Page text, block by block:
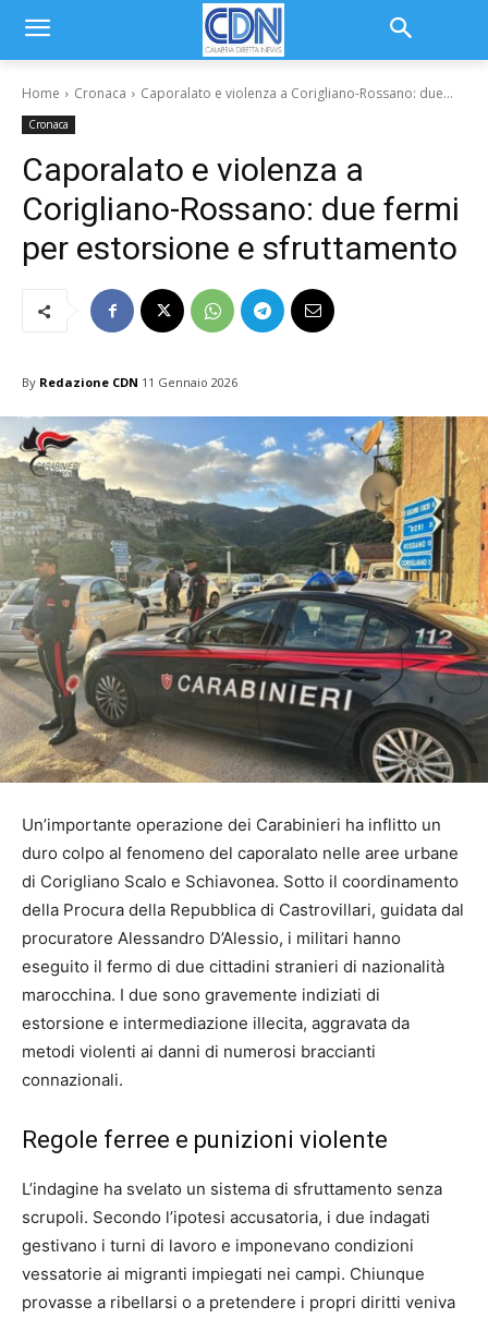
Home Cronaca Caporalato e violenza a Corigliano-Rossano: due...
Cronaca
Caporalato e violenza a
Corigliano-Rossano: due fermi
per estorsione e sfruttamento
By Redazione CDN 11 Gennaio 2026
Un’importante operazione dei Carabinieri ha inflitto un
duro colpo al fenomeno del caporalato nelle aree urbane
di Corigliano Scalo e Schiavonea. Sotto il coordinamento
della Procura della Repubblica di Castrovillari, guidata dal
procuratore Alessandro D’Alessio, i militari hanno
eseguito il fermo di due cittadini stranieri di nazionalità
marocchina. I due sono gravemente indiziati di
estorsione e intermediazione illecita, aggravata da
metodi violenti ai danni di numerosi braccianti
connazionali.
Regole ferree e punizioni violente
L’indagine ha svelato un sistema di sfruttamento senza
scrupoli. Secondo l’ipotesi accusatoria, i due indagati
gestivano i turni di lavoro e imponevano condizioni
vessatorie ai migranti impiegati nei campi. Chiunque
provasse a ribellarsi o a pretendere i propri diritti veniva